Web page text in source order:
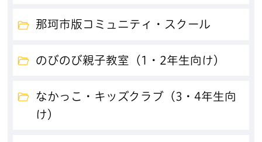
那珂市版コミュニティ・スクール
のびのび親子教室（1・2年生向け）
なかっこ・キッズクラブ（3・4年生向
け）